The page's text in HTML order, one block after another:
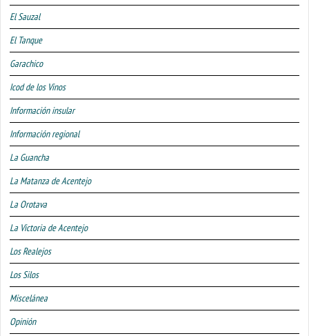
El Sauzal
El Tanque
Garachico
Icod de los Vinos
Información insular
Información regional
La Guancha
La Matanza de Acentejo
La Orotava
La Victoria de Acentejo
Los Realejos
Los Silos
Miscelánea
Opinión